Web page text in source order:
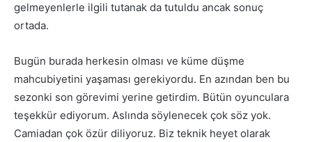
gelmeyenlerle ilgili tutanak da tutuldu ancak sonuç
ortada.
Bugün burada herkesin olması ve küme düşme
mahcubiyetini yaşaması gerekiyordu. En azından ben bu
sezonki son görevimi yerine getirdim. Bütün oyunculara
teşekkür ediyorum. Aslında söylenecek çok söz yok.
Camiadan çok özür diliyoruz. Biz teknik heyet olarak